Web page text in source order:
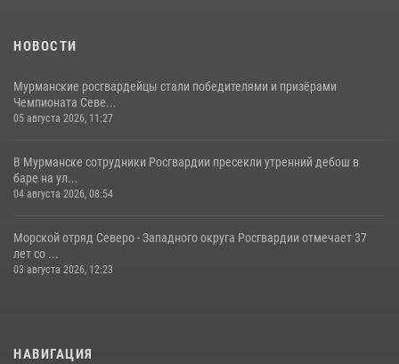
НОВОСТИ
Мурманские росгвардейцы стали победителями и призёрами
Чемпионата Севе...
05 августа 2026, 11:27
В Мурманске сотрудники Росгвардии пресекли утренний дебош в
баре на ул...
04 августа 2026, 08:54
Морской отряд Северо - Западного округа Росгвардии отмечает 37
лет со ...
03 августа 2026, 12:23
НАВИГАЦИЯ